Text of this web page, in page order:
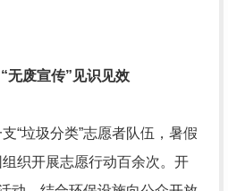
无废宣传”见识见效
垃圾分类”志愿者队伍，暑假
织开展志愿行动百余次。开